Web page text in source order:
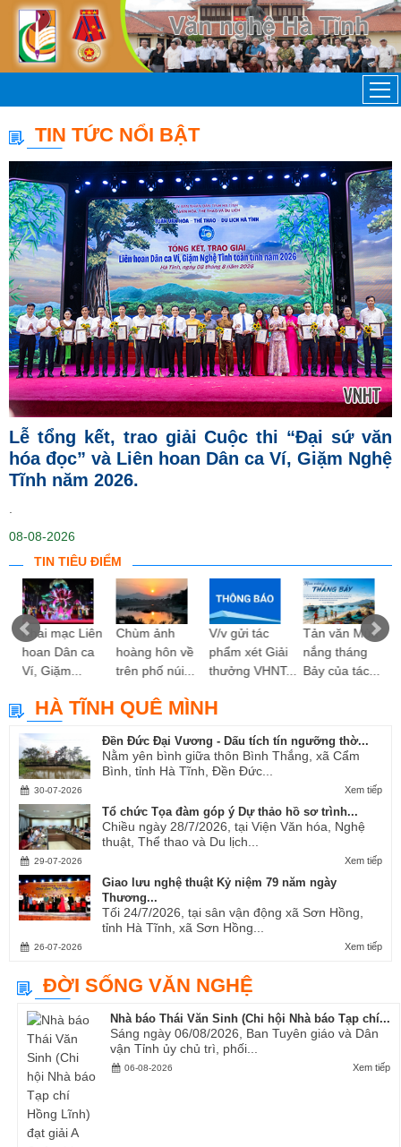
TIN TỨC NỔI BẬT
Lễ tổng kết, trao giải Cuộc thi “Đại sứ văn
hóa đọc” và Liên hoan Dân ca Ví, Giặm Nghệ
Tĩnh năm 2026.
08-08-2026
TIN TIÊU ĐIỂM
Khai mạc Liên
hoan Dân ca
Ví, Giặm...
Chùm ảnh
hoàng hôn về
trên phố núi...
V/v gửi tác
phẩm xét Giải
thưởng VHNT...
Tản văn Mùa
nắng tháng
Bảy của tác...
HÀ TĨNH QUÊ MÌNH
Đền Đức Đại Vương - Dấu tích tín ngưỡng thờ...
Nằm yên bình giữa thôn Bình Thắng, xã Cẩm
Bình, tỉnh Hà Tĩnh, Đền Đức...
Xem tiếp
30-07-2026
Tổ chức Tọa đàm góp ý Dự thảo hồ sơ trình...
Chiều ngày 28/7/2026, tại Viện Văn hóa, Nghệ
thuật, Thể thao và Du lịch...
Xem tiếp
29-07-2026
Giao lưu nghệ thuật Kỷ niệm 79 năm ngày
Thương...
Tối 24/7/2026, tại sân vận động xã Sơn Hồng,
tỉnh Hà Tĩnh, xã Sơn Hồng...
Xem tiếp
26-07-2026
ĐỜI SỐNG VĂN NGHỆ
Nhà báo Thái Văn Sinh (Chi hội Nhà báo Tạp chí...
Sáng ngày 06/08/2026, Ban Tuyên giáo và Dân
vận Tỉnh ủy chủ trì, phối...
Xem tiếp
06-08-2026